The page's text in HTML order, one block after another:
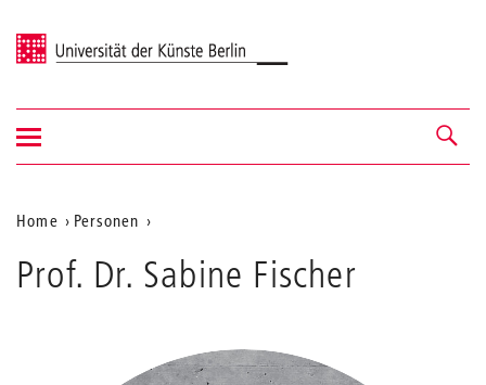
Universität der Künste Berlin
Navigation &
Suche
Navigation
ein-/ausblenden
Aktuelle
Position
auf
Home
Personen
Prof. Dr. Sabine Fischer